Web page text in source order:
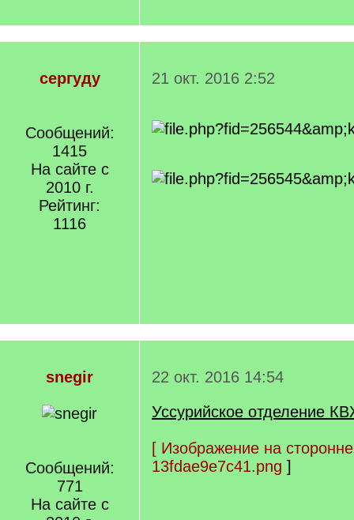
сергуду
Сообщений:
1415
На сайте с
2010 г.
Рейтинг:
1116
21 окт. 2016 2:52
snegir
Сообщений:
771
На сайте с
22 окт. 2016 14:54
Уссурийское отделение
[ Изображение на
13fdae9e7c41.png ]